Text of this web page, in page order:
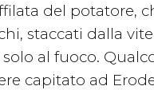
del potatore,
staccati dalla
al fuoco.
capitato ad